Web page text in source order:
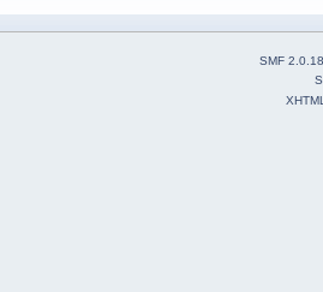
SMF 2.0.18